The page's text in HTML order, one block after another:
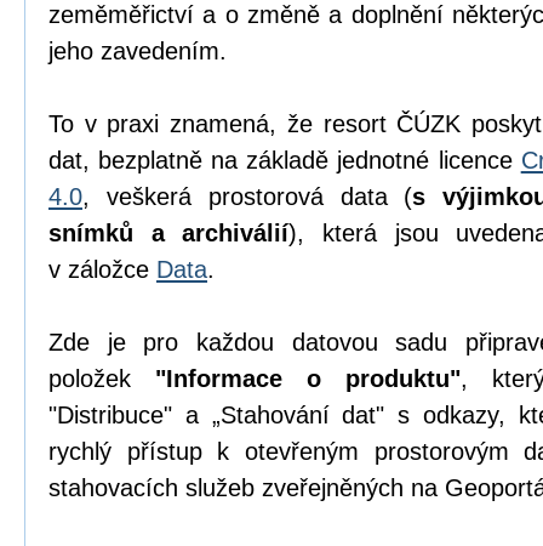
zeměměřictví a o změně a doplnění
jeho zavedením.
To v praxi znamená, že resort ČÚZK
dat, bezplatně na základě jednotné licence
4.0, veškerá prostorová data (s
snímků a archiválií), která jsou
v záložce Data.
Zde je pro každou datovou sadu
položek "Informace o produktu",
"Distribuce" a „Stahování dat" s odkazy,
rychlý přístup k otevřeným prostorovým
stahovacích služeb zveřejněných na